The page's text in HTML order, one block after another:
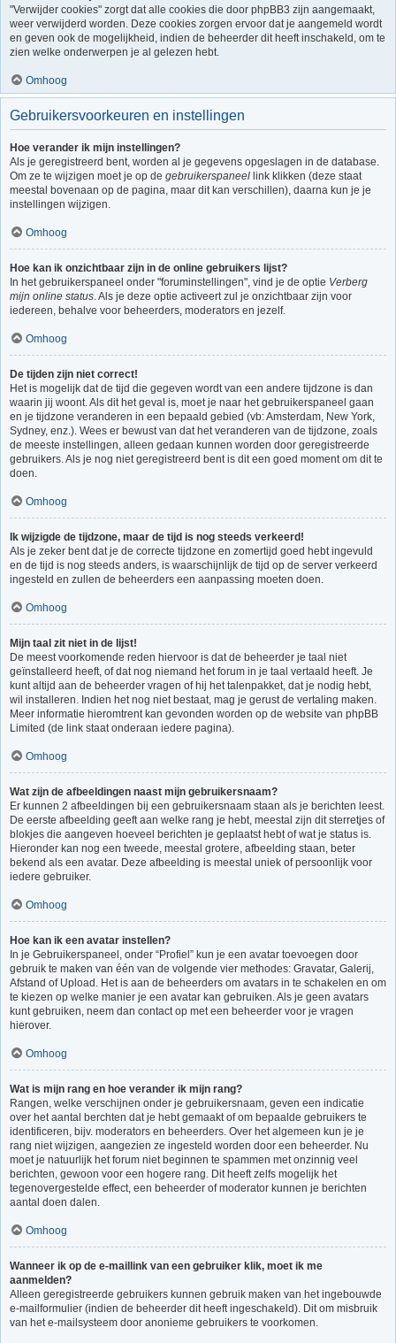
"Verwijder cookies" zorgt dat alle cookies die door phpBB3 zijn aangemaakt,
weer verwijderd worden. Deze cookies zorgen ervoor dat je aangemeld wordt
en geven ook de mogelijkheid, indien de beheerder dit heeft inschakeld, om te
zien welke onderwerpen je al gelezen hebt.
Omhoog
Gebruikersvoorkeuren en instellingen
Hoe verander ik mijn instellingen?
Als je geregistreerd bent, worden al je gegevens opgeslagen in de database.
Om ze te wijzigen moet je op de gebruikerspaneel link klikken (deze staat
meestal bovenaan op de pagina, maar dit kan verschillen), daarna kun je je
instellingen wijzigen.
Omhoog
Hoe kan ik onzichtbaar zijn in de online gebruikers lijst?
In het gebruikerspaneel onder "foruminstellingen", vind je de optie Verberg
mijn online status. Als je deze optie activeert zul je onzichtbaar zijn voor
iedereen, behalve voor beheerders, moderators en jezelf.
Omhoog
De tijden zijn niet correct!
Het is mogelijk dat de tijd die gegeven wordt van een andere tijdzone is dan
waarin jij woont. Als dit het geval is, moet je naar het gebruikerspaneel gaan
en je tijdzone veranderen in een bepaald gebied (vb: Amsterdam, New York,
Sydney, enz.). Wees er bewust van dat het veranderen van de tijdzone, zoals
de meeste instellingen, alleen gedaan kunnen worden door geregistreerde
gebruikers. Als je nog niet geregistreerd bent is dit een goed moment om dit te
doen.
Omhoog
Ik wijzigde de tijdzone, maar de tijd is nog steeds verkeerd!
Als je zeker bent dat je de correcte tijdzone en zomertijd goed hebt ingevuld
en de tijd is nog steeds anders, is waarschijnlijk de tijd op de server verkeerd
ingesteld en zullen de beheerders een aanpassing moeten doen.
Omhoog
Mijn taal zit niet in de lijst!
De meest voorkomende reden hiervoor is dat de beheerder je taal niet
geïnstalleerd heeft, of dat nog niemand het forum in je taal vertaald heeft. Je
kunt altijd aan de beheerder vragen of hij het talenpakket, dat je nodig hebt,
wil installeren. Indien het nog niet bestaat, mag je gerust de vertaling maken.
Meer informatie hieromtrent kan gevonden worden op de website van phpBB
Limited (de link staat onderaan iedere pagina).
Omhoog
Wat zijn de afbeeldingen naast mijn gebruikersnaam?
Er kunnen 2 afbeeldingen bij een gebruikersnaam staan als je berichten leest.
De eerste afbeelding geeft aan welke rang je hebt, meestal zijn dit sterretjes of
blokjes die aangeven hoeveel berichten je geplaatst hebt of wat je status is.
Hieronder kan nog een tweede, meestal grotere, afbeelding staan, beter
bekend als een avatar. Deze afbeelding is meestal uniek of persoonlijk voor
iedere gebruiker.
Omhoog
Hoe kan ik een avatar instellen?
In je Gebruikerspaneel, onder “Profiel” kun je een avatar toevoegen door
gebruik te maken van één van de volgende vier methodes: Gravatar, Galerij,
Afstand of Upload. Het is aan de beheerders om avatars in te schakelen en om
te kiezen op welke manier je een avatar kan gebruiken. Als je geen avatars
kunt gebruiken, neem dan contact op met een beheerder voor je vragen
hierover.
Omhoog
Wat is mijn rang en hoe verander ik mijn rang?
Rangen, welke verschijnen onder je gebruikersnaam, geven een indicatie
over het aantal berchten dat je hebt gemaakt of om bepaalde gebruikers te
identificeren, bijv. moderators en beheerders. Over het algemeen kun je je
rang niet wijzigen, aangezien ze ingesteld worden door een beheerder. Nu
moet je natuurlijk het forum niet beginnen te spammen met onzinnig veel
berichten, gewoon voor een hogere rang. Dit heeft zelfs mogelijk het
tegenovergestelde effect, een beheerder of moderator kunnen je berichten
aantal doen dalen.
Omhoog
Wanneer ik op de e-maillink van een gebruiker klik, moet ik me
aanmelden?
Alleen geregistreerde gebruikers kunnen gebruik maken van het ingebouwde
e-mailformulier (indien de beheerder dit heeft ingeschakeld). Dit om misbruik
van het e-mailsysteem door anonieme gebruikers te voorkomen.